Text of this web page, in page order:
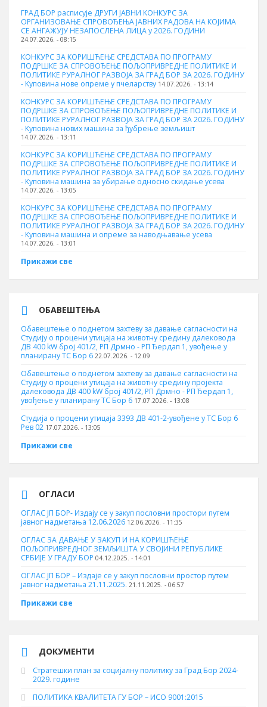
ГРАД БОР расписује ДРУГИ ЈАВНИ КОНКУРС ЗА
ОРГАНИЗОВАЊЕ СПРОВОЂЕЊА ЈАВНИХ РАДОВА НА КОЈИМА
СЕ АНГАЖУЈУ НЕЗАПОСЛЕНА ЛИЦА у 2026. ГОДИНИ
24.07.2026. - 08:15
КОНКУРС ЗА КОРИШЋЕЊЕ СРЕДСТАВА ПО ПРОГРАМУ
ПОДРШКЕ ЗА СПРОВОЂЕЊЕ ПОЉОПРИВРЕДНЕ ПОЛИТИКЕ И
ПОЛИТИКЕ РУРАЛНОГ РАЗВОЈА ЗА ГРАД БОР ЗА 2026. ГОДИНУ
- Куповина нове опреме у пчеларству 14.07.2026. - 13:14
КОНКУРС ЗА КОРИШЋЕЊЕ СРЕДСТАВА ПО ПРОГРАМУ
ПОДРШКЕ ЗА СПРОВОЂЕЊЕ ПОЉОПРИВРЕДНЕ ПОЛИТИКЕ И
ПОЛИТИКЕ РУРАЛНОГ РАЗВОЈА ЗА ГРАД БОР ЗА 2026. ГОДИНУ
- Куповина нових машина за ђубрење земљишт
14.07.2026. - 13:11
КОНКУРС ЗА КОРИШЋЕЊЕ СРЕДСТАВА ПО ПРОГРАМУ
ПОДРШКЕ ЗА СПРОВОЂЕЊЕ ПОЉОПРИВРЕДНЕ ПОЛИТИКЕ И
ПОЛИТИКЕ РУРАЛНОГ РАЗВОЈА ЗА ГРАД БОР ЗА 2026. ГОДИНУ
- Куповинa машина за убирање односно скидање усева
14.07.2026. - 13:05
КОНКУРС ЗА КОРИШЋЕЊЕ СРЕДСТАВА ПО ПРОГРАМУ
ПОДРШКЕ ЗА СПРОВОЂЕЊЕ ПОЉОПРИВРЕДНЕ ПОЛИТИКЕ И
ПОЛИТИКЕ РУРАЛНОГ РАЗВОЈА ЗА ГРАД БОР ЗА 2026. ГОДИНУ
- Куповина машина и опреме за наводњавање усева
14.07.2026. - 13:01
Прикажи све
ОБАВЕШТЕЊА
Обавештење о поднетом захтеву за давање сагласности на
Студију о процени утицаја на животну средину далековода
ДВ 400 kW број 401/2, РП Дрмно - РП Ђердап 1, увођење у
планирану ТС Бор 6 22.07.2026. - 12:09
Обавештење о поднетом захтеву за давање сагласности на
Студију о процени утицаја на животну средину пројекта
далековода ДВ 400 kW број 401/2, РП Дрмно - РП Ђердап 1,
увођење у планирану ТС Бор 6 17.07.2026. - 13:08
Студија о процени утицаја 3393 ДВ 401-2-увођене у ТС Бор 6
Рев 02 17.07.2026. - 13:05
Прикажи све
ОГЛАСИ
ОГЛАС ЈП БОР- Издају се у закуп пословни простори путем
јавног надметања 12.06.2026 12.06.2026. - 11:35
ОГЛАС ЗА ДАВАЊЕ У ЗАКУП И НА КОРИШЋЕЊЕ
ПОЉОПРИВРЕДНОГ ЗЕМЉИШТА У СВОЈИНИ РЕПУБЛИКЕ
СРБИЈЕ У ГРАДУ БОР 04.12.2025. - 14:01
ОГЛАС ЈП БОР – Издаје се у закуп пословни простор путем
јавног надметања 21.11.2025. 21.11.2025. - 06:57
Прикажи све
ДОКУМЕНТИ
Стратешки план за социјалну политику за Град Бор 2024-
2029. године
ПОЛИТИКА КВАЛИТЕТА ГУ БОР – ИСО 9001:2015